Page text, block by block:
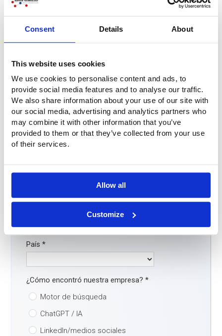
Consent Details About
This website uses cookies
We use cookies to personalise content and ads, to
provide social media features and to analyse our traffic.
We also share information about your use of our site with
our social media, advertising and analytics partners who
may combine it with other information that you’ve
provided to them or that they’ve collected from your use
of their services.
Allow all
Customize
¿Preguntas?
dude en ponerse en contacto con nosotros. Llámenos al
+31 (0)316-250830. Pero aún más fácil: rellene
pondremos en contacto con usted lo antes posible.
Empresa
Nombre*
Teléfono*
País*
¿Cómo encontró nuestra empresa?*
Motor de búsqueda
ChatGPT / IA
LinkedIn/medios sociales